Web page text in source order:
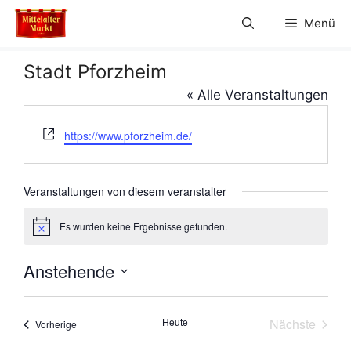
Zum
Inhalt
Menü
Stadt Pforzheim
« Alle Veranstaltungen
W
e
b
s
https://www.pforzheim.de/
Veranstaltungen von diesem veranstalter
H
w
e
i
Es wurden keine Ergebnisse gefunden.
Anstehende
D
t
VorherigeVeranstaltungen Heute
Nächste